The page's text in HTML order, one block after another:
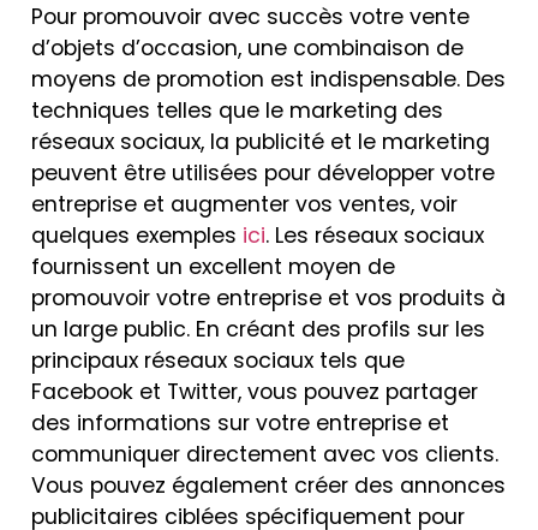
Pour promouvoir avec succès votre vente
d’objets d’occasion, une combinaison de
moyens de promotion est indispensable. Des
techniques telles que le marketing des
réseaux sociaux, la publicité et le marketing
peuvent être utilisées pour développer votre
entreprise et augmenter vos ventes, voir
quelques exemples ici. Les réseaux sociaux
fournissent un excellent moyen de
promouvoir votre entreprise et vos produits à
un large public. En créant des profils sur les
principaux réseaux sociaux tels que
Facebook et Twitter, vous pouvez partager
des informations sur votre entreprise et
communiquer directement avec vos clients.
Vous pouvez également créer des annonces
publicitaires ciblées spécifiquement pour